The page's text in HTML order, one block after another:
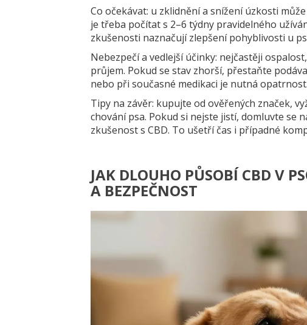
Co očekávat: u zklidnění a snížení úzkosti
je třeba počítat s 2–6 týdny pravidelného
zkušenosti naznačují zlepšení pohyblivosti u
Nebezpečí a vedlejší účinky: nejčastěji
průjem. Pokud se stav zhorší, přestaňte
nebo při současné medikaci je nutná opatrnost.
Tipy na závěr: kupujte od ověřených značek,
chování psa. Pokud si nejste jistí, domluvte se
zkušenost s CBD. To ušetří čas i případné
JAK DLOUHO PŮSOBÍ CBD V
A BEZPEČNOST